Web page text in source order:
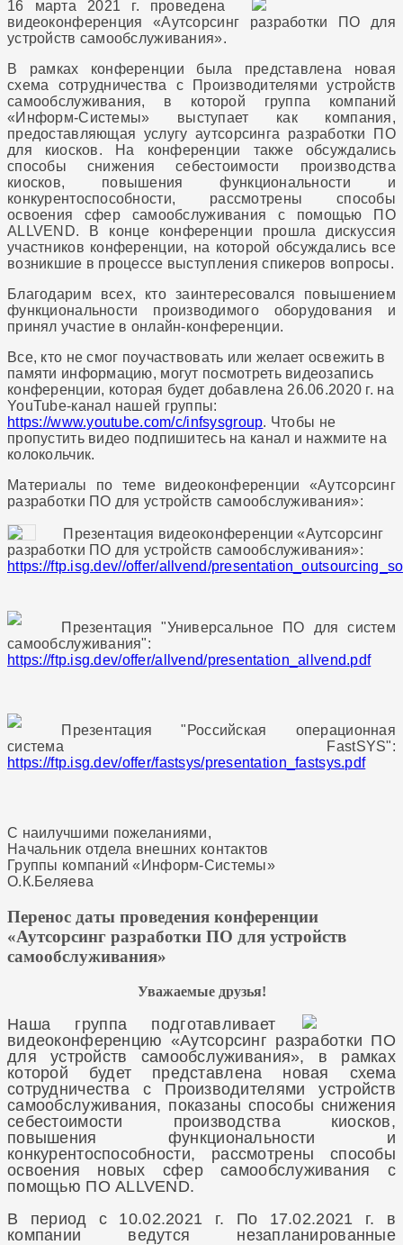
16 марта 2021 г. проведена
видеоконференция «Аутсорсинг разработки ПО для
устройств самообслуживания».
В рамках конференции была представлена новая
схема сотрудничества с Производителями устройств
самообслуживания, в которой группа компаний
«Информ-Системы» выступает как компания,
предоставляющая услугу аутсорсинга разработки ПО
для киосков. На конференции также обсуждались
способы снижения себестоимости производства
киосков, повышения функциональности и
конкурентоспособности, рассмотрены способы
освоения сфер самообслуживания с помощью ПО
ALLVEND. В конце конференции прошла дискуссия
участников конференции, на которой обсуждались все
возникшие в процессе выступления спикеров вопросы.
Благодарим всех, кто заинтересовался повышением
функциональности производимого оборудования и
принял участие в онлайн-конференции.
Все, кто не смог поучаствовать или желает освежить в
памяти информацию, могут посмотреть видеозапись
конференции, которая будет добавлена 26.06.2020 г. на
YouTube-канал нашей группы:
https://www.youtube.com/c/infsysgroup. Чтобы не
пропустить видео подпишитесь на канал и нажмите на
колокольчик.
Материалы по теме видеоконференции «Аутсорсинг
разработки ПО для устройств самообслуживания»:
Презентация видеоконференции «Аутсорсинг
разработки ПО для устройств самообслуживания»:
https://ftp.isg.dev//offer/allvend/
Презентация "Универсальное ПО для систем
самообслуживания":
https://ftp.isg.dev/offer/allvend/presentation_allvend.pdf
Презентация "Российская операционная
система FastSYS":
https://ftp.isg.dev/offer/fastsys/presentation_fastsys.pdf
С наилучшими пожеланиями,
Начальник отдела внешних контактов
Группы компаний «Информ-Системы»
О.К.Беляева
Перенос даты проведения конференции
«Аутсорсинг разработки ПО для устройств
самообслуживания»
Уважаемые друзья!
Наша группа подготавливает
видеоконференцию «Аутсорсинг разработки ПО
для устройств самообслуживания», в рамках
которой будет представлена новая схема
сотрудничества с Производителями устройств
самообслуживания, показаны способы снижения
себестоимости производства киосков,
повышения функциональности и
конкурентоспособности, рассмотрены способы
освоения новых сфер самообслуживания с
помощью ПО ALLVEND.
В период с 10.02.2021 г. По 17.02.2021 г. в
компании ведутся незапланированные